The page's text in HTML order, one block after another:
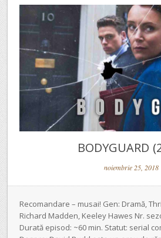
BODYGUARD
noiembrie 25, 2018
Recomandare – musai! Gen: Dramă,
Richard Madden, Keeley Hawes Nr.
Durată episod: ~60 min. Statut: serial